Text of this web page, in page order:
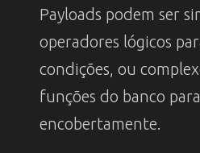
Payloads podem ser
operadores lógicos
condições, ou
funções do banco
encobertamente.